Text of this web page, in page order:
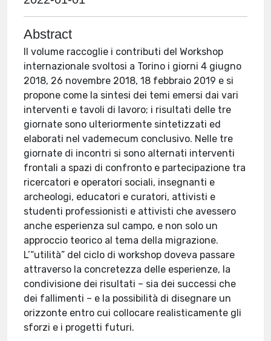
Abstract
Il volume raccoglie i contributi del Workshop
internazionale svoltosi a Torino i giorni 4 giugno
2018, 26 novembre 2018, 18 febbraio 2019 e si
propone come la sintesi dei temi emersi dai vari
interventi e tavoli di lavoro; i risultati delle tre
giornate sono ulteriormente sintetizzati ed
elaborati nel vademecum conclusivo. Nelle tre
giornate di incontri si sono alternati interventi
frontali a spazi di confronto e partecipazione tra
ricercatori e operatori sociali, insegnanti e
archeologi, educatori e curatori, attivisti e
studenti professionisti e attivisti che avessero
anche esperienza sul campo, e non solo un
approccio teorico al tema della migrazione.
L’“utilità” del ciclo di workshop doveva passare
attraverso la concretezza delle esperienze, la
condivisione dei risultati – sia dei successi che
dei fallimenti – e la possibilità di disegnare un
orizzonte entro cui collocare realisticamente gli
sforzi e i progetti futuri.